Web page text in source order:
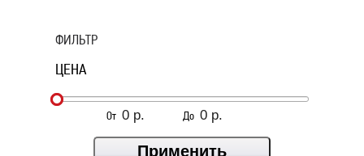
ФИЛЬТР
ЦЕНА
От До